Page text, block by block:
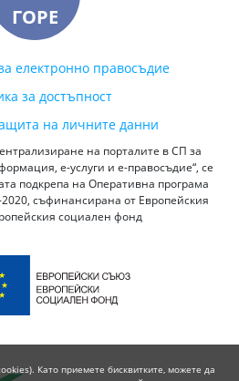
ГОРЕ
електронно правосъдие
за достъпност
на личните данни
на порталите в СП за
е-услуги и е-правосъдие“, се
подкрепа на Оперативна програма
съфинансирана от Европейския
социален фонд
Като приемете бисквитките, можете да